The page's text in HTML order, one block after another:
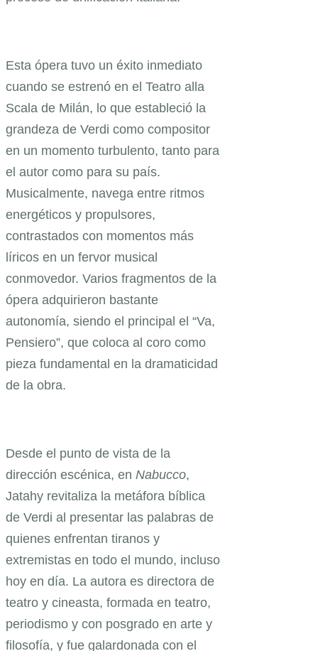
Esta ópera tuvo un éxito inmediato
cuando se estrenó en el Teatro alla
Scala de Milán, lo que estableció la
grandeza de Verdi como compositor
en un momento turbulento, tanto para
el autor como para su país.
Musicalmente, navega entre ritmos
energéticos y propulsores,
contrastados con momentos más
líricos en un fervor musical
conmovedor. Varios fragmentos de la
ópera adquirieron bastante
autonomía, siendo el principal el “Va,
Pensiero”, que coloca al coro como
pieza fundamental en la dramaticidad
de la obra.
Desde el punto de vista de la
dirección escénica, en Nabucco,
Jatahy revitaliza la metáfora bíblica
de Verdi al presentar las palabras de
quienes enfrentan tiranos y
extremistas en todo el mundo, incluso
hoy en día. La autora es directora de
teatro y cineasta, formada en teatro,
periodismo y con posgrado en arte y
filosofía, y fue galardonada con el